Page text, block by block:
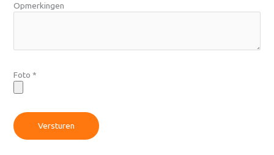
Opmerkingen
Foto *
Versturen